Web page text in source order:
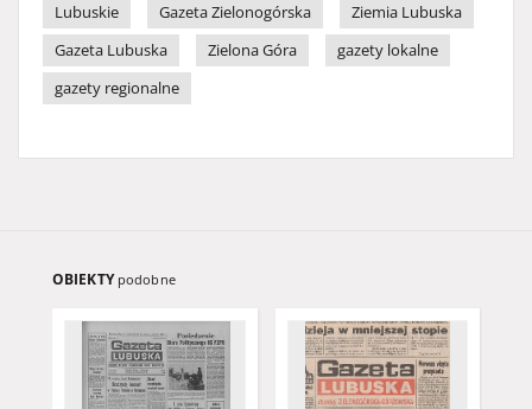
Lubuskie
Gazeta Zielonogórska
Ziemia Lubuska
Gazeta Lubuska
Zielona Góra
gazety lokalne
gazety regionalne
OBIEKTY podobne